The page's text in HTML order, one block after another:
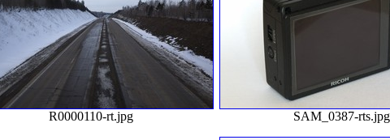
R0000110-rt.jpg SAM_0387-rts.jpg